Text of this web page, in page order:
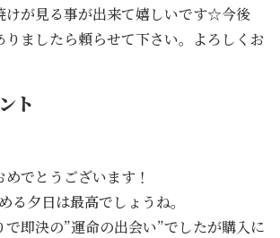
けが見る事が出来て嬉しいです☆今後
りましたら頼らせて下さい。よろしくお
ト
でとうございます！
る夕日は最高でしょうね。
即決の”運命の出会い”でしたが購入に